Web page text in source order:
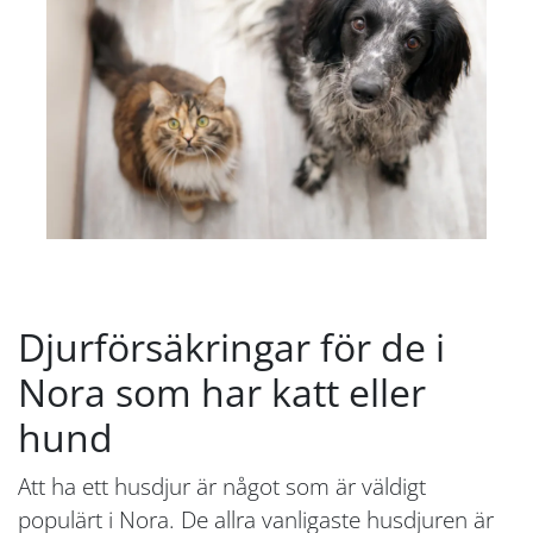
Djurförsäkringar för de i
Nora som har katt eller
hund
Att ha ett husdjur är något som är väldigt
populärt i Nora. De allra vanligaste husdjuren är